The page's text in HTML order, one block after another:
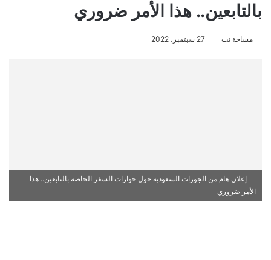
بالتابعين.. هذا الأمر ضروري
مساحة نت 27 سبتمبر، 2022
إعلان هام من الجوزات السعودية حول جوازات السفر الخاصة بالتابعين.. هذا
الأمر ضروري